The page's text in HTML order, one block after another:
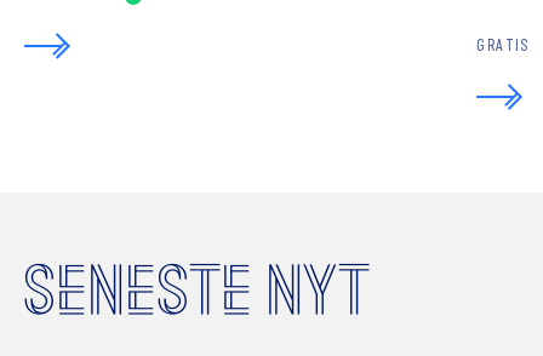
GRATIS
SENESTE NYT